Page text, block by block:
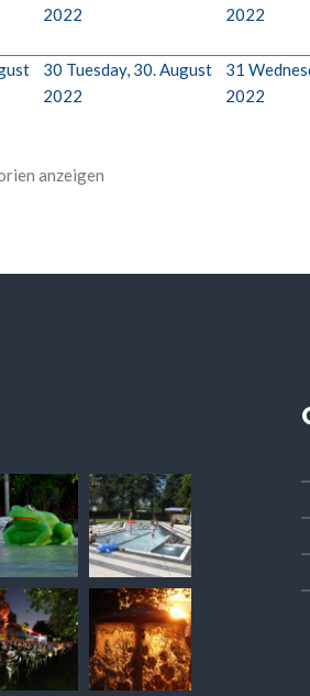
2022
2022
30 Tuesday, 30. August
2022
31
2022
anzeigen